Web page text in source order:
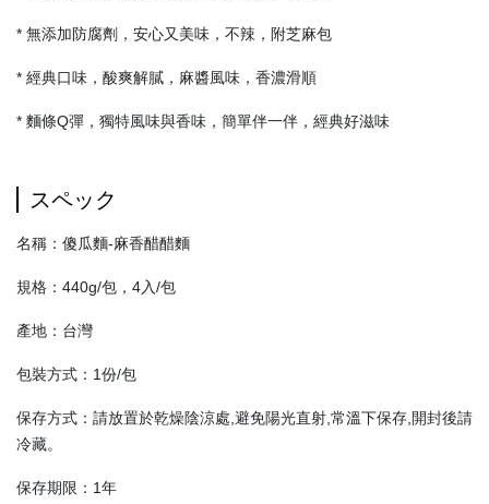
* 無添加防腐劑，安心又美味，不辣，附芝麻包
* 經典口味，酸爽解膩，麻醬風味，香濃滑順
* 麵條Q彈，獨特風味與香味，簡單伴一伴，經典好滋味
スペック
名稱：傻瓜麵-麻香醋醋麵
規格：440g/包，4入/包
產地：台灣
包裝方式：1份/包
保存方式：請放置於乾燥陰涼處,避免陽光直射,常溫下保存,開封後請
冷藏。
保存期限：1年